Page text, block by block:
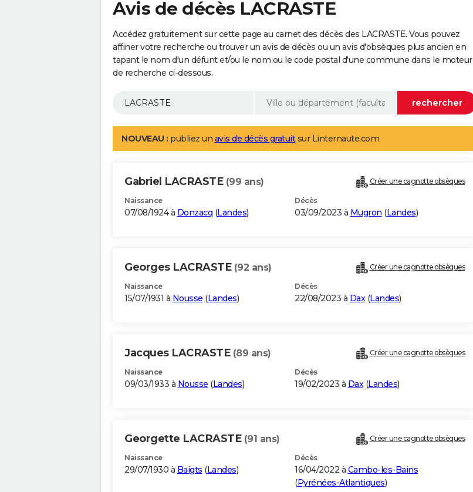
Avis de décès LACRASTE
Accédez gratuitement sur cette page au carnet des décès des LACRASTE. Vous pouvez
affiner votre recherche ou trouver un avis de décès ou un avis d'obsèques plus ancien en
tapant le nom d'un défunt et/ou le nom ou le code postal d'une commune dans le moteur
de recherche ci-dessous.
NOUVEAU : publiez un avis de décès gratuitsur Linternaute.com
Gabriel LACRASTE (99 ans) Créer une cagnotte obsèques
Naissance
07/08/1924 à Donzacq (Landes)
Décès
03/09/2023 à Mugron (Landes)
Georges LACRASTE (92 ans) Créer une cagnotte obsèques
Naissance
15/07/1931 à Nousse (Landes)
Décès
22/08/2023 à Dax(Landes)
Jacques LACRASTE (89 ans) Créer une cagnotte obsèques
Naissance
09/03/1933 à Nousse (Landes)
Décès
19/02/2023 à Dax(Landes)
Georgette LACRASTE (91 ans) Créer une cagnotte obsèques
Naissance
29/07/1930 à Baigts (Landes)
Décès
16/04/2022 à Cambo-les-Bains
(Pyrénées-Atlantiques)